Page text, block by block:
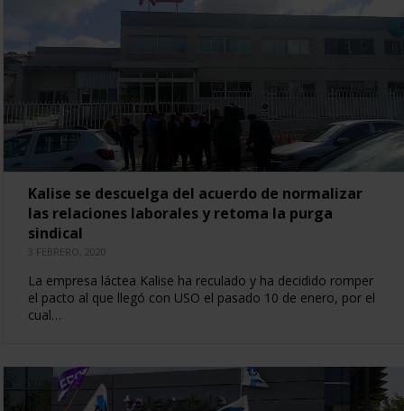
Kalise se descuelga del acuerdo de normalizar
las relaciones laborales y retoma la purga
sindical
3 FEBRERO, 2020
La empresa láctea Kalise ha reculado y ha decidido romper
el pacto al que llegó con USO el pasado 10 de enero, por el
cual…